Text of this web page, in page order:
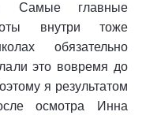
Самые главные
внутри тоже
обязательно
это вовремя до
я результатом
осмотра Инна